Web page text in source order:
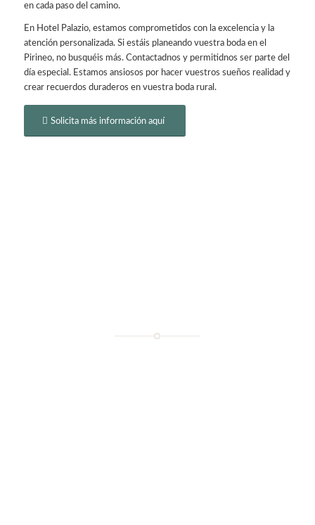
en cada paso del camino.
En Hotel Palazio, estamos comprometidos con la excelencia y la
atención personalizada. Si estáis planeando vuestra boda en el
Pirineo, no busquéis más. Contactadnos y permitidnos ser parte del
día especial. Estamos ansiosos por hacer vuestros sueños realidad y
crear recuerdos duraderos en vuestra boda rural.
Solicita más información aquí